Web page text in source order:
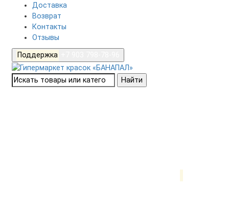
Доставка
Возврат
Контакты
Отзывы
Поддержка
Найти